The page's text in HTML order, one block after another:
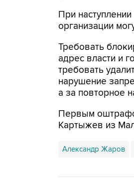
При
организации
Требовать
адрес власти и
требовать
нарушение
а за повторное
Первым
Картыжев из
Александр Жаров